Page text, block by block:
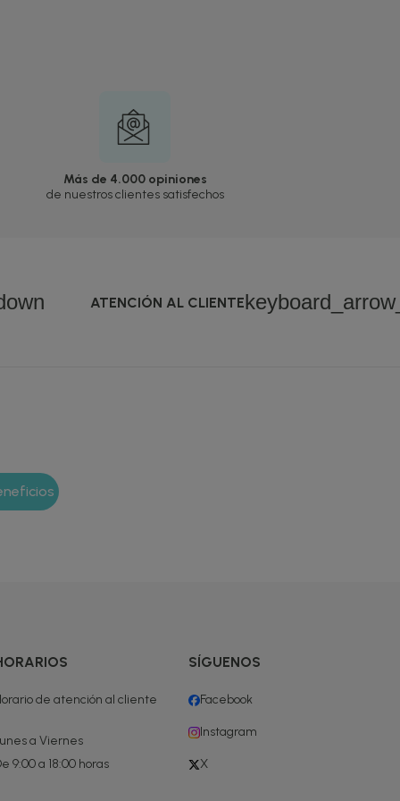
Más de 4.000 opiniones
de nuestros clientes satisfechos
ATENCIÓN AL CLIENTE
de atención al cliente
a Viernes
9:00 a 18:00 horas
SÍGUENOS
Facebook
Instagram
X